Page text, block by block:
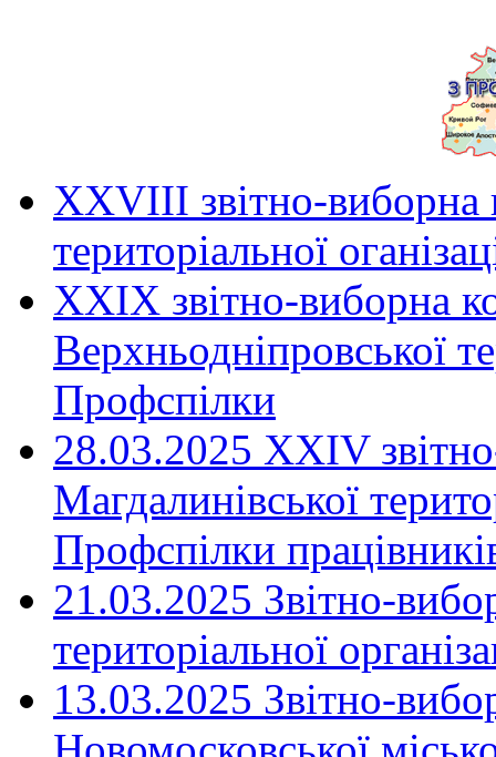
ХХVIII звітно-виборна
територіальної
XXIX звітно-виборна
Верхньодніпровської
Профспілки
28.03.2025 ХХІV
Магдалинівської
Профспілки
21.03.2025 Звітно-
територіальної
13.03.2025 Звітно-